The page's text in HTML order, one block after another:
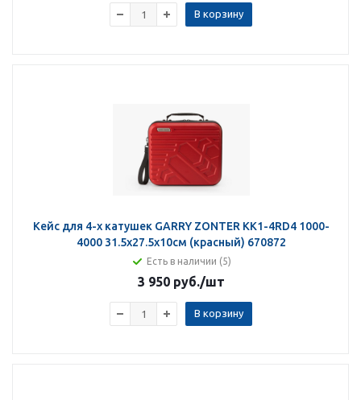
В корзину
Кейс для 4-х катушек GARRY ZONTER KK1-4RD4 1000-
4000 31.5х27.5х10см (красный) 670872
Есть в наличии (5)
3 950 руб./шт
В корзину